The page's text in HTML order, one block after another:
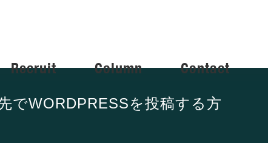
Recruit Column Contact
でWORDPRESSを投稿する方